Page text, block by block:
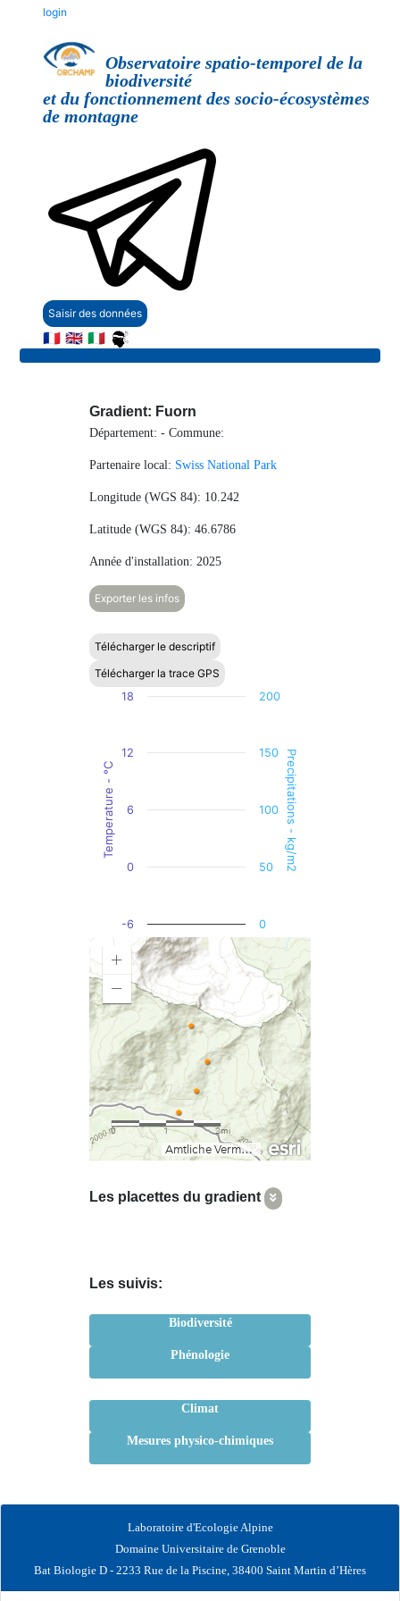
login
Observatoire spatio-temporel de la
biodiversité
et du fonctionnement des socio-écosystèmes
de montagne
Saisir des données
🇫🇷 🇬🇧 🇮🇹
Gradient: Fuorn
Département: - Commune:
Partenaire local: Swiss National Park
Longitude (WGS 84): 10.242
Latitude (WGS 84): 46.6786
Année d'installation: 2025
Exporter les infos
Télécharger le descriptif
Télécharger la trace GPS
The chart has 2 Y axes displaying
Temperature - °C Precipitations - kg/m2
-6
0
6
12
18
0
50
100
150
200
End of interactive chart.
Les placettes du gradient
Les suivis:
Biodiversité
Phénologie
Climat
Mesures physico-chimiques
Laboratoire d'Ecologie Alpine
Domaine Universitaire de Grenoble
Bat Biologie D - 2233 Rue de la Piscine, 38400 Saint Martin d’Hères